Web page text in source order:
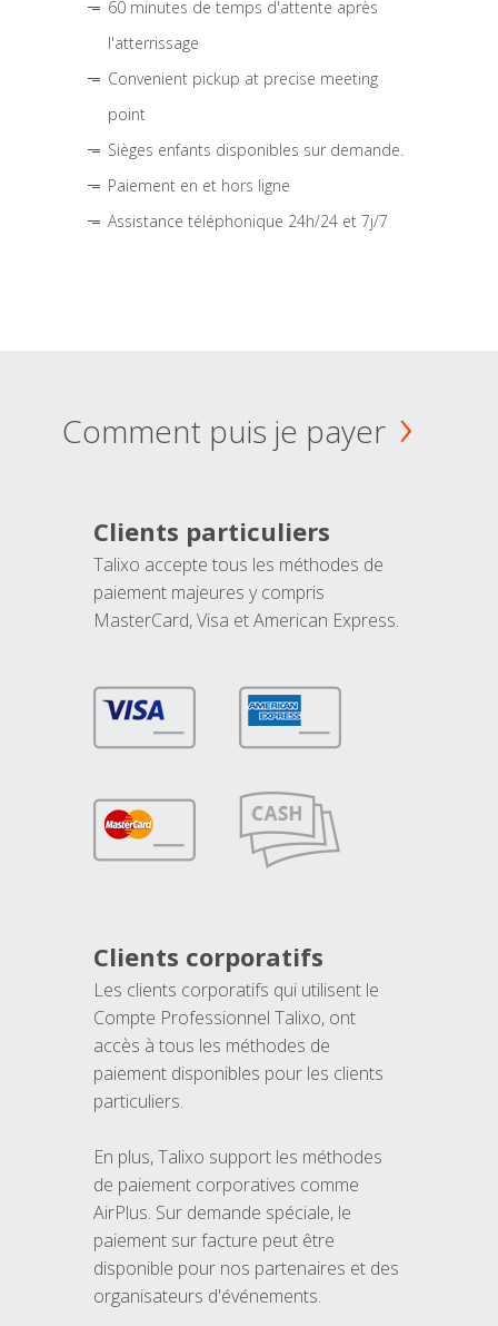
60 minutes de temps d'attente après
l'atterrissage
Convenient pickup at precise meeting
point
Sièges enfants disponibles sur demande.
Paiement en et hors ligne
Assistance téléphonique 24h/24 et 7j/7
Comment puis je payer
Clients particuliers
Talixo accepte tous les méthodes de
paiement majeures y compris
MasterCard, Visa et American Express.
Clients corporatifs
Les clients corporatifs qui utilisent le
Compte Professionnel Talixo, ont
accès à tous les méthodes de
paiement disponibles pour les clients
particuliers.
En plus, Talixo support les méthodes
de paiement corporatives comme
AirPlus. Sur demande spéciale, le
paiement sur facture peut être
disponible pour nos partenaires et des
organisateurs d'événements.